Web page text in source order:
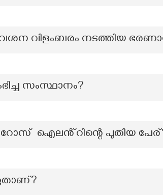
വിളംബരം നടത്തിയ
സംസ്ഥാനം?
റോസ് ഐലൻ്റിന്റെ പുതിയ